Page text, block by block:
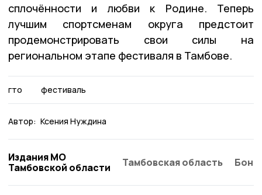
сплочённости и любви к Родине. Теперь
лучшим спортсменам округа предстоит
продемонстрировать свои силы на
региональном этапе фестиваля в Тамбове.
гто фестиваль
Автор: Ксения Нуждина
Издания МО
Тамбовской области
Тамбовская область